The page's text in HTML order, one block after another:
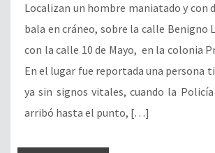
Localizan un hombre maniatado y con
bala en cráneo, sobre la calle Benigno
con la calle 10 de Mayo, en la colonia
En el lugar fue reportada una persona
ya sin signos vitales, cuando la Policía
arribó hasta el punto, […]